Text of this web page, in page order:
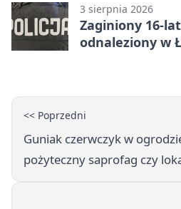
3 sierpnia 2026
Zaginiony 16-
odnaleziony w
<< Poprzedni
Guniak czerwczyk w
pożyteczny saprofag czy